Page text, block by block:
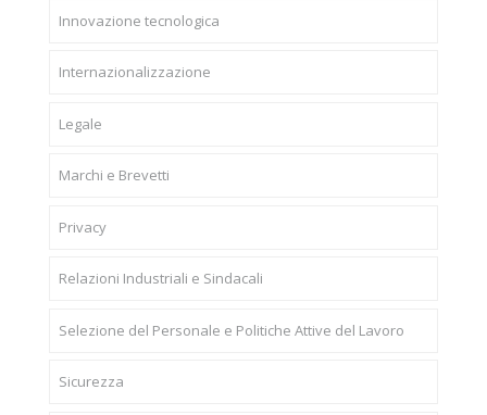
Innovazione tecnologica
Internazionalizzazione
Legale
Marchi e Brevetti
Privacy
Relazioni Industriali e Sindacali
Selezione del Personale e Politiche Attive del Lavoro
Sicurezza